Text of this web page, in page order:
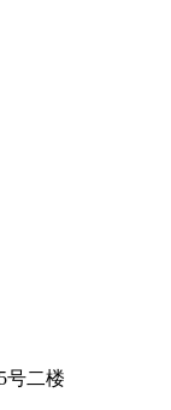
号二楼